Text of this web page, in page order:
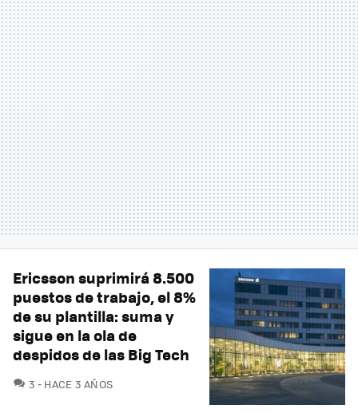
Ericsson suprimirá 8.500
puestos de trabajo, el 8%
de su plantilla: suma y
sigue en la ola de
despidos de las Big Tech
3 COMENTARIOS
HACE 3 AÑOS